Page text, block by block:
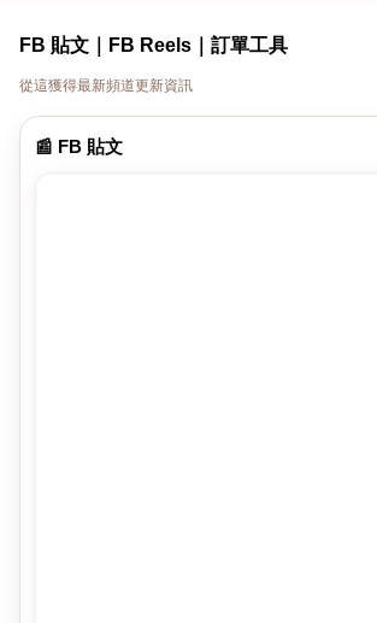
FB 貼文｜FB Reels｜訂單工具
從這獲得最新頻道更新資訊
📰 FB 貼文